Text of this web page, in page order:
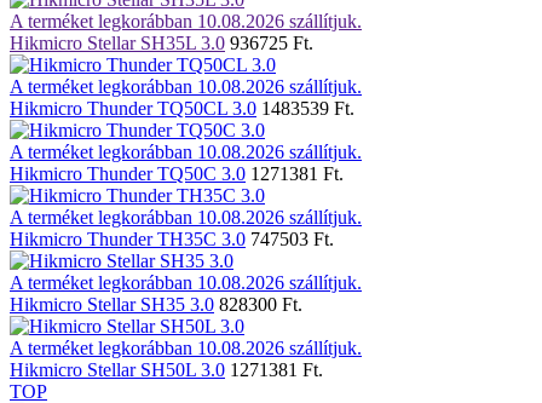
A terméket legkorábban 10.08.2026 szállítjuk.
Hikmicro Stellar SH35L 3.0 936725 Ft.
A terméket legkorábban 10.08.2026 szállítjuk.
Hikmicro Thunder TQ50CL 3.0 1483539 Ft.
A terméket legkorábban 10.08.2026 szállítjuk.
Hikmicro Thunder TQ50C 3.0 1271381 Ft.
A terméket legkorábban 10.08.2026 szállítjuk.
Hikmicro Thunder TH35C 3.0 747503 Ft.
A terméket legkorábban 10.08.2026 szállítjuk.
Hikmicro Stellar SH35 3.0 828300 Ft.
A terméket legkorábban 10.08.2026 szállítjuk.
Hikmicro Stellar SH50L 3.0 1271381 Ft.
TOP